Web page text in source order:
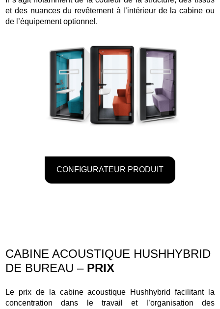
et des nuances du revêtement à l’intérieur de la cabine ou
de l’équipement optionnel.
CONFIGURATEUR PRODUIT
CABINE ACOUSTIQUE HUSHHYBRID
DE BUREAU – PRIX
Le prix de la cabine acoustique Hushhybrid facilitant la
concentration dans le travail et l’organisation des